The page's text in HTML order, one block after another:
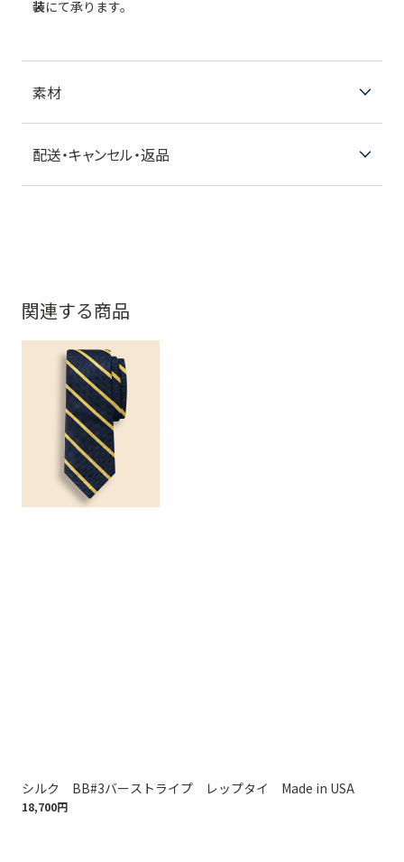
装にて承ります。
素材
配送・キャンセル・返品
関連する商品
シルク BB#3バーストライプ レップタイ Made in USA
18,700円